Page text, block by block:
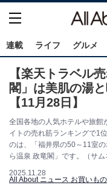
連載 ライフ グルメ
【楽天トラベル
閣」は美肌の湯
【11月28日】
全国各地の人気ホテルや旅館
イトの売れ筋ランキングで1
のは、「福井県の50～11室
ら温泉 政竜閣」です。（サ
2025.11.28
All About ニュース お買いも